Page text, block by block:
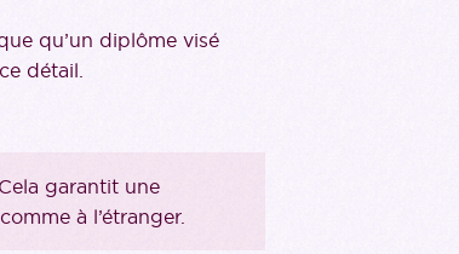
qu’un diplôme visé
détail.
garantit une
à l’étranger.